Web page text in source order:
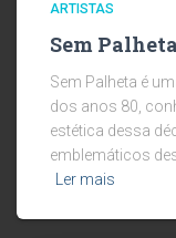
ARTISTAS
Sem Palheta
Sem Palheta é
dos anos 80,
estética dessa
emblemáticos
Ler mais